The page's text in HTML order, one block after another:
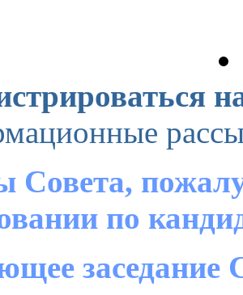
Совета,
по
заседание